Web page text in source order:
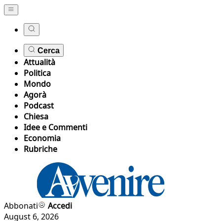
Cerca
Attualità
Politica
Mondo
Agorà
Podcast
Chiesa
Idee e Commenti
Economia
Rubriche
Abbonati
Accedi
August 6, 2026